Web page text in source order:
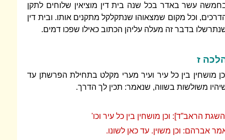
עשר באדר בכל שנה בית דין מוציאין שלוחים לתקן
וכל מקום שמצאוהו שנתקלקל מתקנים אותו. ובית דין
בדבר זה מעלה עליהן הכתוב כאילו שפכו דמים.
ז
מושחין בין כל עיר ועיר מערי מקלט בתחילת הפרשתן עד
משולשות בשווה, שנאמר: תכין לך הדרך.
הראב”ד]: וכן מושחין בין כל עיר וכו'
אברהם: וכן משוין. עד כאן לשונו.